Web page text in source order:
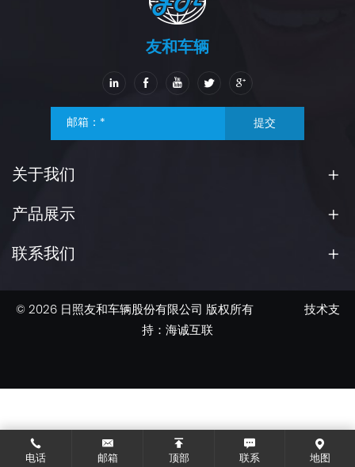
电话 邮箱 顶部 联系 地图
友和车辆
提交
关于我们
产品展示
联系我们
© 2026 日照友和车辆股份有限公司 版权所有
技术支
持：海诚互联